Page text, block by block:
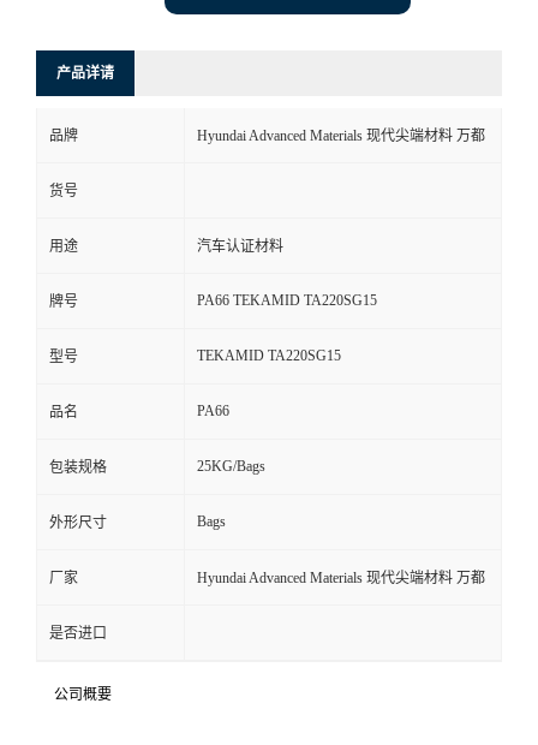
产品详请
品牌 Hyundai Advanced Materials 现代尖端材料 万都
货号
用途 汽车认证材料
牌号 PA66 TEKAMID TA220SG15
型号 TEKAMID TA220SG15
品名 PA66
包装规格 25KG/Bags
外形尺寸 Bags
厂家 Hyundai Advanced Materials 现代尖端材料 万都
是否进口
公司概要